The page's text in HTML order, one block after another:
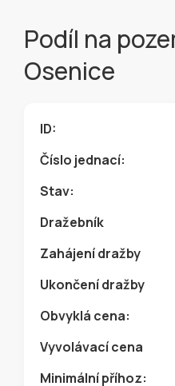
Podíl na
Osenice
ID:
Číslo jednací:
Stav:
Dražebník
Zahájení dražby
Ukončení dražby
Obvyklá cena:
Vyvolávací cena
Minimální příhoz: